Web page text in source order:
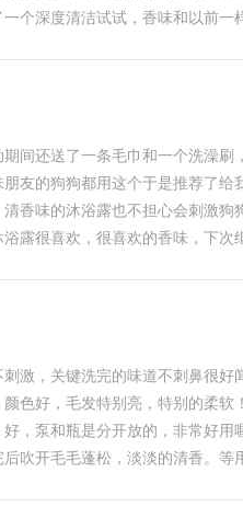
个深度清洁试试，香味和以前一
间还送了一条毛巾和一个洗澡
友的狗狗都用这个于是推荐了
香味的沐浴露也不担心会刺激
露很喜欢，很喜欢的香味，下次
激，关键洗完的味道不刺鼻很
色好，毛发特别亮，特别的柔
，泵和瓶是分开放的，非常好
吹开毛毛蓬松，淡淡的清香。等